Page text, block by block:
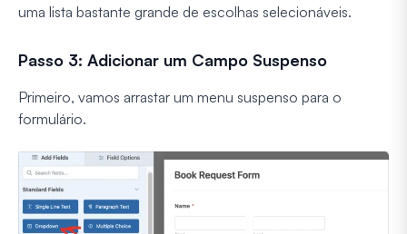
uma lista bastante grande de escolhas selecionáveis.
Passo 3: Adicionar um Campo Suspenso
Primeiro, vamos arrastar um menu suspenso para o
formulário.